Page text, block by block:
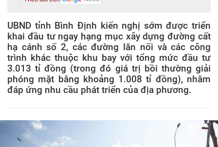
UBND tỉnh Bình Định kiến nghị sớm được triển
khai đầu tư ngay hạng mục xây dựng đường cất
hạ cánh số 2, các đường lăn nối và các công
trình khác thuộc khu bay với tổng mức đầu tư
3.013 tỉ đồng (trong đó giá trị bồi thường giải
phóng mặt bằng khoảng 1.008 tỉ đồng), nhằm
đáp ứng nhu cầu phát triển của địa phương.